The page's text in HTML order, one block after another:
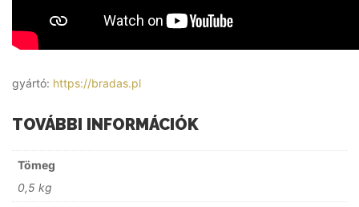
gyártó: https://bradas.pl
TOVÁBBI INFORMÁCIÓK
Tömeg
0,5 kg